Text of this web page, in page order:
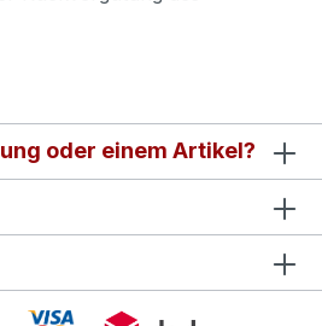
oder einem Artikel?